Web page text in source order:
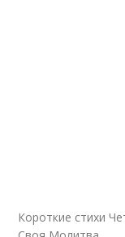
Короткие стихи